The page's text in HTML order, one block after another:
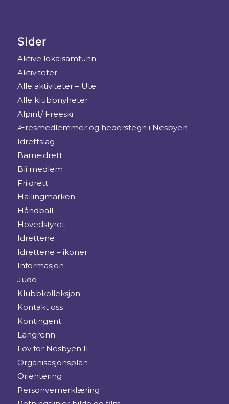
Sider
Aktive lokalsamfunn
Aktiviteter
Alle aktiviteter – Ute
Alle klubbnyheter
Alpint/ Freeski
Æresmedlemmer og hederstegn i Nesbyen
Idrettslag
Barneidrett
Bli medlem
Friidrett
Hallingmarken
Håndball
Hovedstyret
Idrettene
Idrettene – ikoner
Informasjon
Judo
Klubbkolleksjon
Kontakt oss
Kontingent
Langrenn
Lov for Nesbyen IL
Organisasjonsplan
Orientering
Personvernerklæring